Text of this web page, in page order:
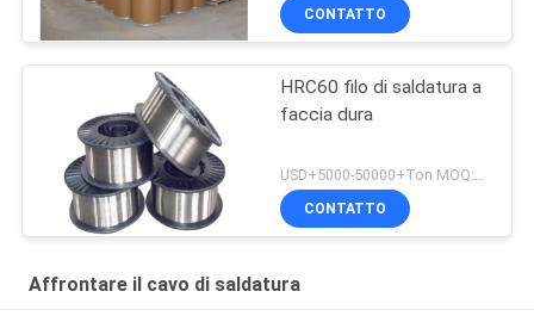
CONTATTO
HRC60 filo di saldatura a
faccia dura
CONTATTO
Affrontare il cavo di saldatura